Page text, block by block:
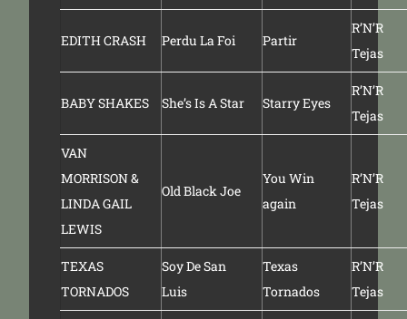
EDITH CRASH Perdu La Foi Partir
R’N’R
Tejas
BABY SHAKES She’s Is A Star Starry Eyes
R’N’R
Tejas
VAN
MORRISON &
LINDA GAIL
LEWIS
Old Black Joe
You Win
again
R’N’R
Tejas
TEXAS
TORNADOS
Soy De San
Luis
Texas
Tornados
R’N’R
Tejas